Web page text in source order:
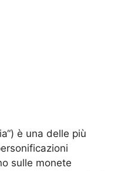
è una delle più
sulle monete